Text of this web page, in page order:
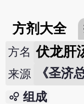
方剂大全
方名 伏龙肝
来源 《圣济
bubble_chart 组成